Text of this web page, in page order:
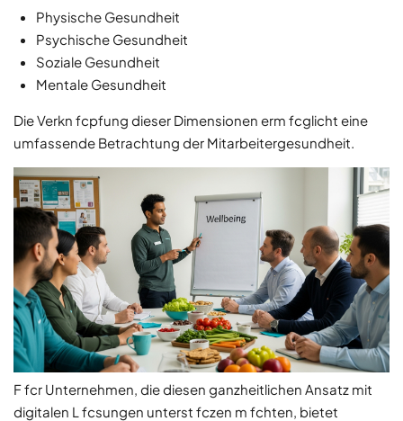
Physische Gesundheit
Psychische Gesundheit
Soziale Gesundheit
Mentale Gesundheit
Die Verkn fcpfung dieser Dimensionen erm fcglicht eine
umfassende Betrachtung der Mitarbeitergesundheit.
F fcr Unternehmen, die diesen ganzheitlichen Ansatz mit
digitalen L fcsungen unterst fczen m fchten, bietet